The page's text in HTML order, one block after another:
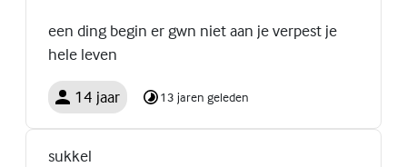
een ding begin er gwn niet aan je verpest je
hele leven
14 jaar 13 jaren geleden
sukkel